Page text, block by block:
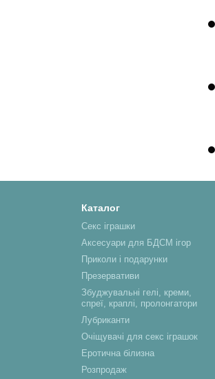
Каталог
Секс іграшки
Аксесуари для БДСМ ігор
Приколи і подарунки
Презервативи
Збуджувальні гелі, креми,
спреї, краплі, пролонгатори
Лубриканти
Очіщувачі для секс іграшок
Еротична білизна
Розпродаж